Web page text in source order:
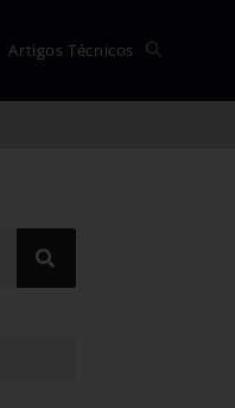
Artigos Técnicos